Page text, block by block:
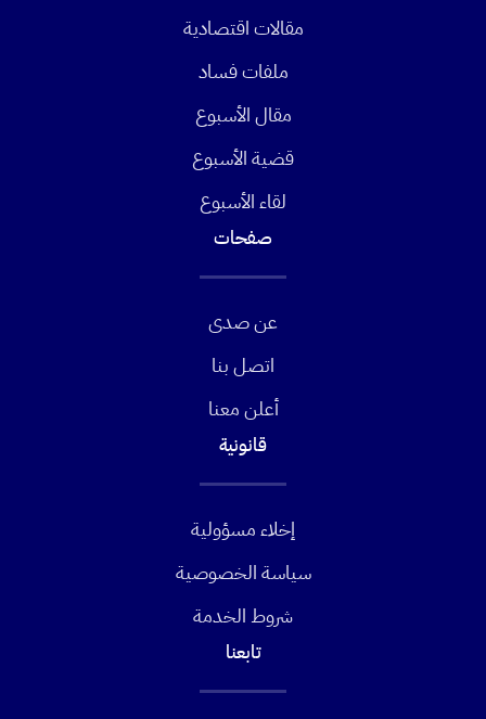
مقالات اقتصادية
ملفات فساد
مقال الأسبوع
قضية الأسبوع
لقاء الأسبوع
صفحات
عن صدى
اتصل بنا
أعلن معنا
قانونية
إخلاء مسؤولية
سياسة الخصوصية
شروط الخدمة
تابعنا